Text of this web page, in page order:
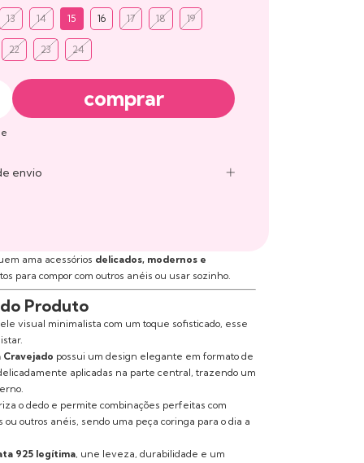
13 14 15 16 17 18 19
22 23 24
envio
ama acessórios delicados, modernos e
para compor com outros anéis ou usar sozinho.
Produto
visual minimalista com um toque sofisticado, esse
Cravejado possui um design elegante em formato de
aplicadas na parte central, trazendo um
o dedo e permite combinações perfeitas com
ou outros anéis, sendo uma peça coringa para o dia a
925 legítima, une leveza, durabilidade e um